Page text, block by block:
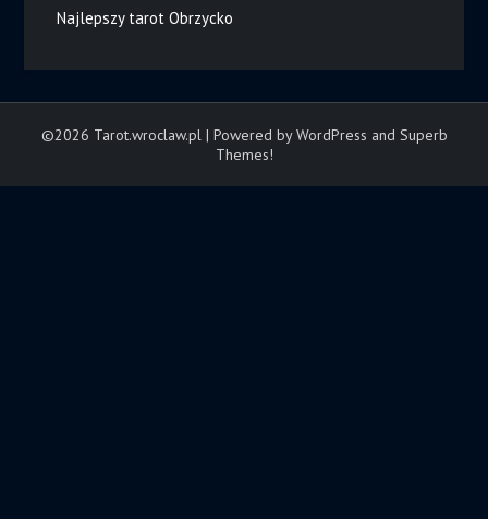
Najlepszy tarot Obrzycko
©2026 Tarot.wroclaw.pl | Powered by WordPress and Superb
Themes!